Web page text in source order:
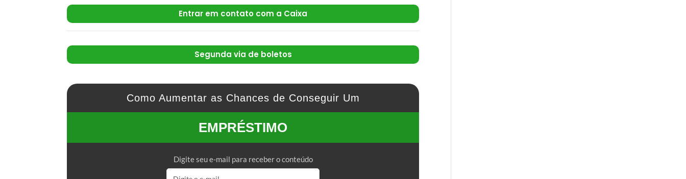
Entrar em contato com a Caixa
Segunda via de boletos
Como Aumentar as Chances de Conseguir Um
EMPRÉSTIMO
Digite seu e-mail para receber o conteúdo